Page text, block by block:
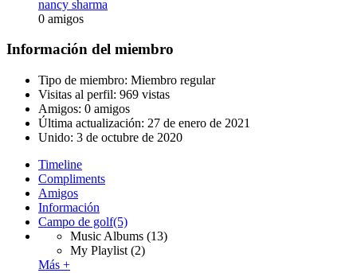
nancy sharma
0 amigos
Información del miembro
Tipo de miembro: Miembro regular
Visitas al perfil: 969 vistas
Amigos: 0 amigos
Última actualización: 27 de enero de 2021
Unido: 3 de octubre de 2020
Timeline
Compliments
Amigos
Información
Campo de golf(5)
Music Albums (13)
My Playlist (2)
Más +